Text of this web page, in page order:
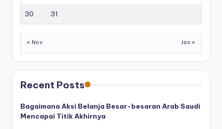
30 31
« Nov Jan »
Recent Posts
Bagaimana Aksi Belanja Besar-besaran Arab Saudi
Mencapai Titik Akhirnya